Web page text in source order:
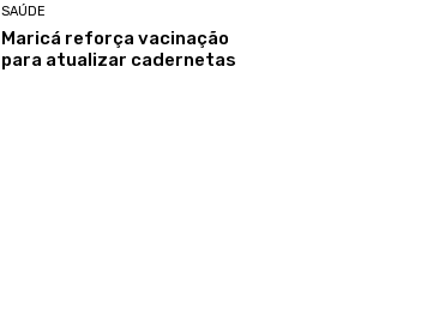
SAÚDE
Maricá reforça vacinação
para atualizar cadernetas